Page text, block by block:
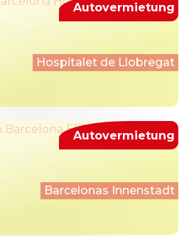
Hospitalet de Llobregat
Autovermietung
Barcelonas Innenstadt
Autovermietung